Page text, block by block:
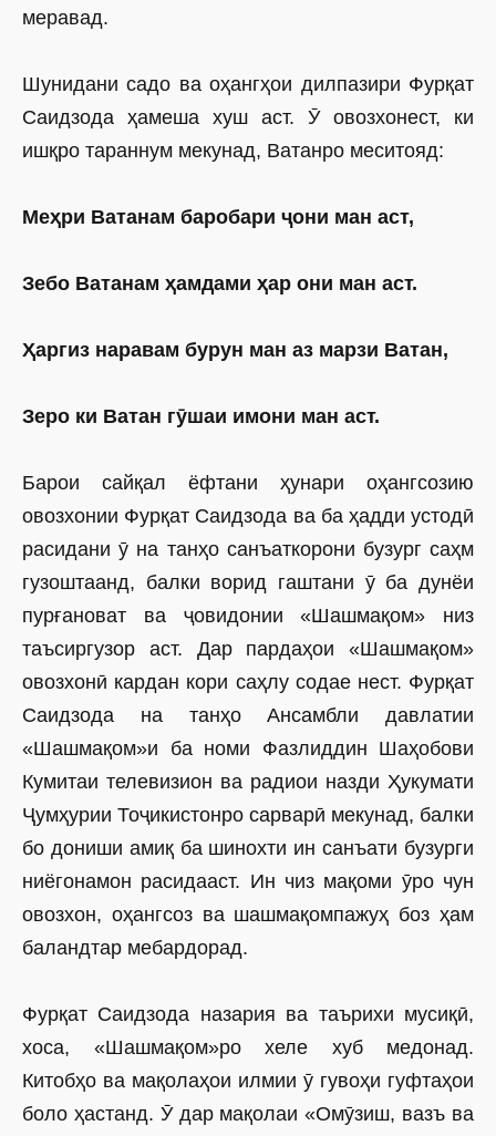
меравад.
Шунидани садо ва оҳангҳои дилпазири Фурқат
Саидзода ҳамеша хуш аст. Ӯ овозхонест, ки
ишқро тараннум мекунад, Ватанро меситояд:
Меҳри Ватанам баробари ҷони ман аст,
Зебо Ватанам ҳамдами ҳар они ман аст.
Ҳаргиз наравам бурун ман аз марзи Ватан,
Зеро ки Ватан гӯшаи имони ман аст.
Барои сайқал ёфтани ҳунари оҳангсозию
овозхонии Фурқат Саидзода ва ба ҳадди устодӣ
расидани ӯ на танҳо санъаткорони бузург саҳм
гузоштаанд, балки ворид гаштани ӯ ба дунёи
пурғановат ва ҷовидонии «Шашмақом» низ
таъсиргузор аст. Дар пардаҳои «Шашмақом»
овозхонӣ кардан кори саҳлу содае нест. Фурқат
Саидзода на танҳо Ансамбли давлатии
«Шашмақом»и ба номи Фазлиддин Шаҳобови
Кумитаи телевизион ва радиои назди Ҳукумати
Ҷумҳурии Тоҷикистонро сарварӣ мекунад, балки
бо дониши амиқ ба шинохти ин санъати бузурги
ниёгонамон расидааст. Ин чиз мақоми ӯро чун
овозхон, оҳангсоз ва шашмақомпажуҳ боз ҳам
баландтар мебардорад.
Фурқат Саидзода назария ва таърихи мусиқӣ,
хоса, «Шашмақом»ро хеле хуб медонад.
Китобҳо ва мақолаҳои илмии ӯ гувоҳи гуфтаҳои
боло ҳастанд. Ӯ дар мақолаи «Омӯзиш, вазъ ва